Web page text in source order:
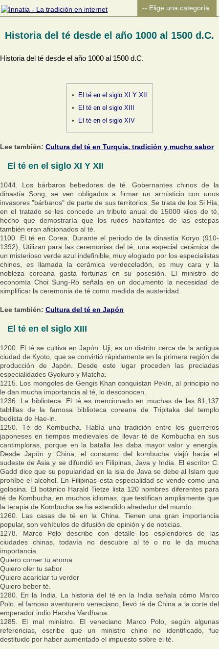
Historia del té desde el año 1000 al 1500 d.C.
Historia del té desde el año 1000 al 1500 d.C.
El té en el siglo XI Y XII
El té en el siglo XIII
El té en el siglo XIV
Lee también: Cultura del té en Turquía, tradición y mucho sabor
El té en el siglo XI Y XII
1044. Los bárbaros bebedores de té. Gobernantes chinos de la
dinastía Song, se ven obligados a firmar un armisticio con unos
invasores "bárbaros" de parte de sus territorios. Se trata de los Si Hia,
en el tratado se les concede un tributo anual de 15000 kilos de té,
hecho que demostraría que los rudos habitantes de las estepas
también eran aficionados al té.
1100. El té en Corea. Durante el periodo de la dinastía Koryo (910-
1392), Utilizan para las ceremonias del té, una especial cerámica de
un misterioso verde azul indefinible, muy elogiado por los especialistas
chinos, es llamada la cerámica verdeceladón, es muy cara y la
nobleza coreana gasta fortunas en su posesión. El ministro de
economía Choi Sung-Ro señala en un documento la necesidad de
simplificar la ceremonia de té como medida de austeridad.
Lee también: Cultura del té en Japón
El té en el siglo XIII
1200. El té se cultiva en Japón. Uji, es un distrito cerca de la antigua
ciudad de Kyoto, que se convirtió rápidamente en la primera región de
producción de Japón. Desde este lugar proceden las preciadas
especialidades Gyokuro y Matcha.
1215. Los mongoles de Gengis Khan conquistan Pekín, al principio no
le dan mucha importancia al té, lo desconocen.
1236. La biblioteca. El té es mencionado en muchas de las 81,137
tablillas de la famosa biblioteca coreana de Tripitaka del templo
budista de Hae-in.
1250. Té de Kombucha. Había una tradición entre los guerreros
japoneses en tiempos medievales de llevar té de Kombucha en sus
cantimploras, porque en la batalla les daba mayor valor y energía.
Desde Japón y China, el consumo del kombucha viajó hacia el
sudeste de Asia y se difundió en Filipinas, Java y India. El escritor C.
Gadd dice que su popularidad en la isla de Java se debe al Islam que
prohíbe el alcohol. En Filipinas esta especialidad se vende como una
golosina. El botánico Harald Tietze lista 120 nombres diferentes para
té de Kombucha, en muchos idiomas, que testifican ampliamente que
la terapia de Kombucha se ha extendido alrededor del mundo.
1260. Las casas de té en la China. Tienen una gran importancia
popular, son vehículos de difusión de opinión y de noticias.
1278. Marco Polo describe con detalle los esplendores de las
ciudades chinas, todavía no descubre al té o no le da mucha
importancia.
Quiero comer tu aroma
Quiero oler tu sabor
Quiero acariciar tu verdor
Quiero beber té.
1280. En la India. La historia del té en la India señala cómo Marco
Polo, el famoso aventurero veneciano, llevó té de China a la corte del
emperador indio Harsha Vardhana.
1285. El mal ministro. El veneciano Marco Polo, según algunas
referencias, escribe que un ministro chino no identificado, fue
destituido por haber aumentado el impuesto sobre el té.